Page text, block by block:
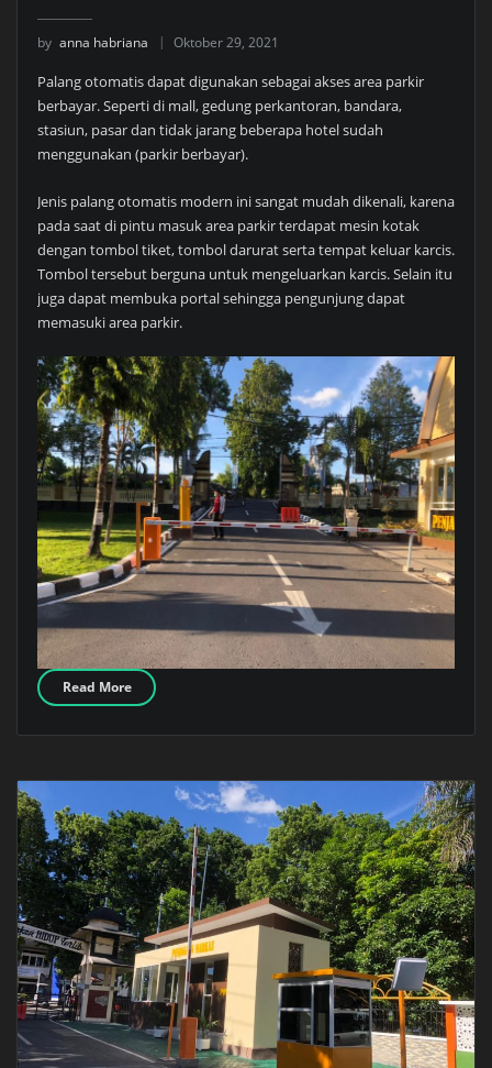
by anna habriana Oktober 29, 2021
Palang otomatis dapat digunakan sebagai akses area parkir
berbayar. Seperti di mall, gedung perkantoran, bandara,
stasiun, pasar dan tidak jarang beberapa hotel sudah
menggunakan (parkir berbayar).
Jenis palang otomatis modern ini sangat mudah dikenali, karena
pada saat di pintu masuk area parkir terdapat mesin kotak
dengan tombol tiket, tombol darurat serta tempat keluar karcis.
Tombol tersebut berguna untuk mengeluarkan karcis. Selain itu
juga dapat membuka portal sehingga pengunjung dapat
memasuki area parkir.
Read More